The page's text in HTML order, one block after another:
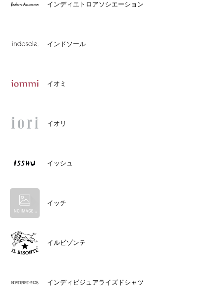
インディエトロアソシエーション
インドソール
イオミ
イオリ
イッシュ
イッチ
イルビゾンテ
インディビジュアライズドシャツ